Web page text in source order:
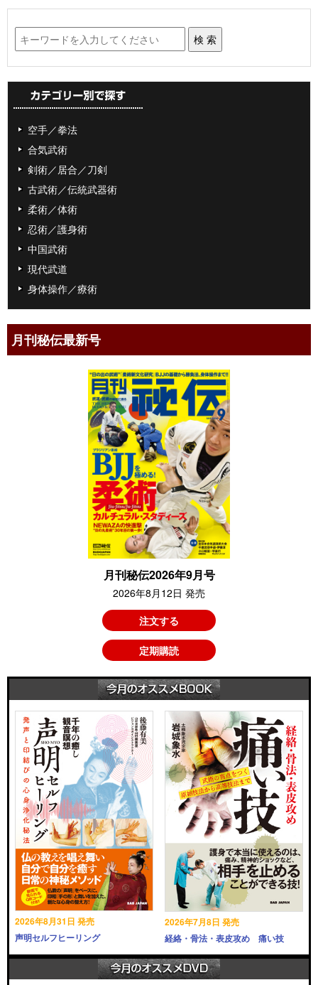
空手／拳法
合気武術
剣術／居合／刀剣
古武術／伝統武器術
柔術／体術
忍術／護身術
中国武術
現代武道
身体操作／療術
月刊秘伝最新号
月刊秘伝2026年9月号
2026年8月12日 発売
注文する
定期購読
2026年8月31日 発売
声明セルフヒーリング
2026年7月8日 発売
経絡・骨法・表皮攻め 痛い技